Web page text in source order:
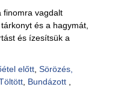
finomra vagdalt
és a hagymát,
és ízesítsük a
előtt, Sörözés,
, Bundázott